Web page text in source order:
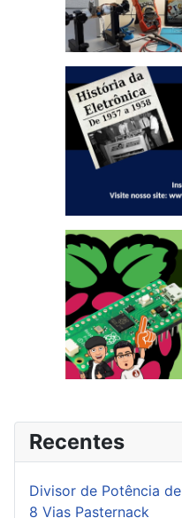
Recentes
Divisor de Potência de
8 Vias Pasternack